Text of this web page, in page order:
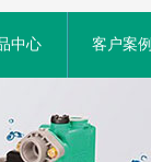
中心 客户案例